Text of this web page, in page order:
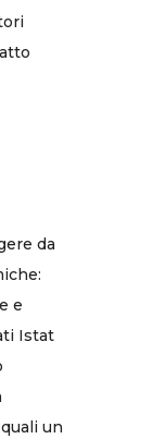
da
e
Istat
un